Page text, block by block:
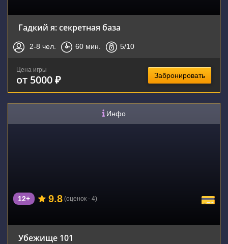
Гадкий я: секретная база
2-8 чел. 60 мин. 5/10
Цена игры
от 5000 ₽ Забронировать
Инфо
12+ 9.8 (оценок - 4)
Убежище 101